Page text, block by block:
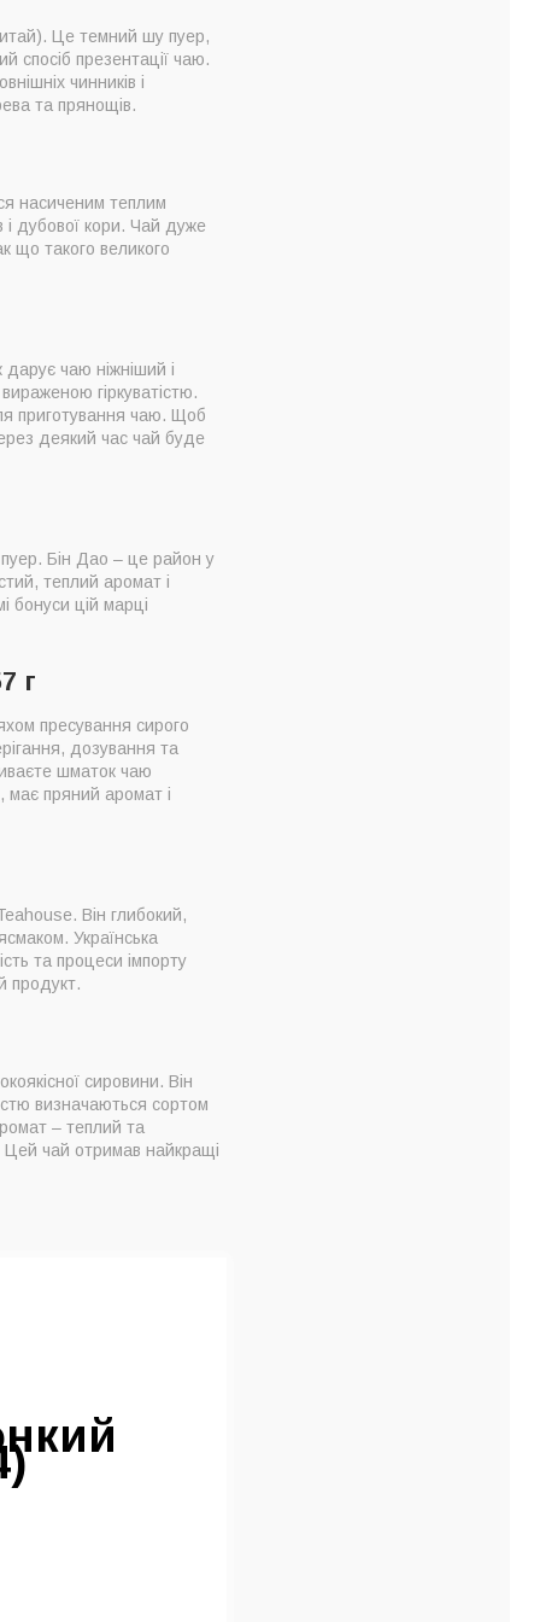
Це темний шу пуер,
спосіб презентації чаю.
чинників і
та прянощів.
насиченим теплим
і дубової кори. Чай дуже
що такого великого
чаю ніжніший і
гіркуватістю.
приготування чаю. Щоб
деякий час чай буде
Бін Дао – це район у
теплий аромат і
бонуси цій марці
г
пресування сирого
дозування та
шматок чаю
має пряний аромат і
Він глибокий,
Українська
та процеси імпорту
продукт.
сировини. Він
визначаються сортом
– теплий та
чай отримав найкращі